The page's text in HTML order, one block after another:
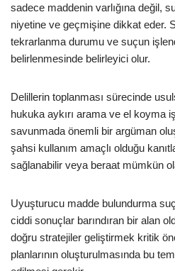
sadece maddenin varlığına değil,
niyetine ve geçmişine dikkat eder.
tekrarlanma durumu ve suçun
belirlenmesinde belirleyici olur.
Delillerin toplanması sürecinde
hukuka aykırı arama ve el koyma
savunmada önemli bir argüman
şahsi kullanım amaçlı olduğu
sağlanabilir veya beraat mümkün
Uyuşturucu madde bulundurma
ciddi sonuçlar barındıran bir alan
doğru stratejiler geliştirmek kritik
planlarının oluşturulmasında bu